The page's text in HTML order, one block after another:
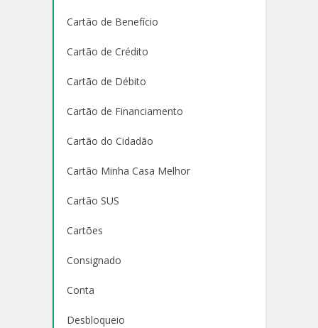
Cartão de Benefício
Cartão de Crédito
Cartão de Débito
Cartão de Financiamento
Cartão do Cidadão
Cartão Minha Casa Melhor
Cartão SUS
Cartões
Consignado
Conta
Desbloqueio